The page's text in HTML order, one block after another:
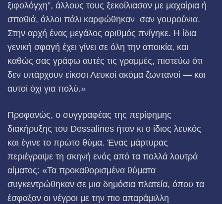
ξιφολόγχη”, άλλους τους ξεκοίλιασαν με μαχαίρια ή
σπαθιά, άλλοι πάλι καρφώθηκαν σαν γουρούνια.
Στην αρχή ένας μεγάλος αριθμός πνίγηκε. Η ίδια
γενική σφαγή έχει γίνει σε όλη την αποικία, και
καθώς σας γράφω αυτές τις γραμμές, πιστεύω ότι
δεν υπάρχουν είκοσι Λευκοί ακόμα ζωντανοί — και
αυτοί όχι για πολύ.»
Προφανώς, ο συγγραφέας της περίφημης
διακήρυξης του Dessalines ήταν κι ο ίδιος λευκός
και έγινε το πρώτο θύμα. Ένας μάρτυρας
περιέγραψε τη σκηνή ενός από τα πολλά λουτρά
αίματος: «Τα προκαθορισμένα θύματα
συγκεντρώθηκαν σε μια δημόσια πλατεία, όπου τα
έσφαξαν οι νέγροι με την πιο απαράμιλλη